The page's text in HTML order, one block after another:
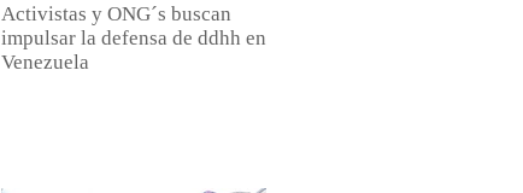
Activistas y ONG´s buscan
impulsar la defensa de ddhh en
Venezuela